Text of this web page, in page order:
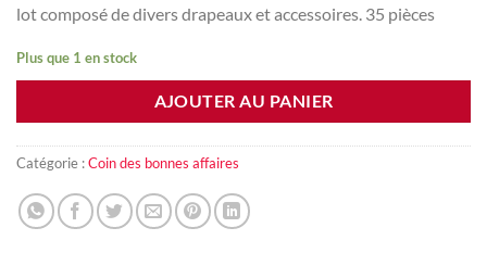
lot composé de divers drapeaux et accessoires. 35 pièces
Plus que 1 en stock
AJOUTER AU PANIER
Catégorie :Coin des bonnes affaires